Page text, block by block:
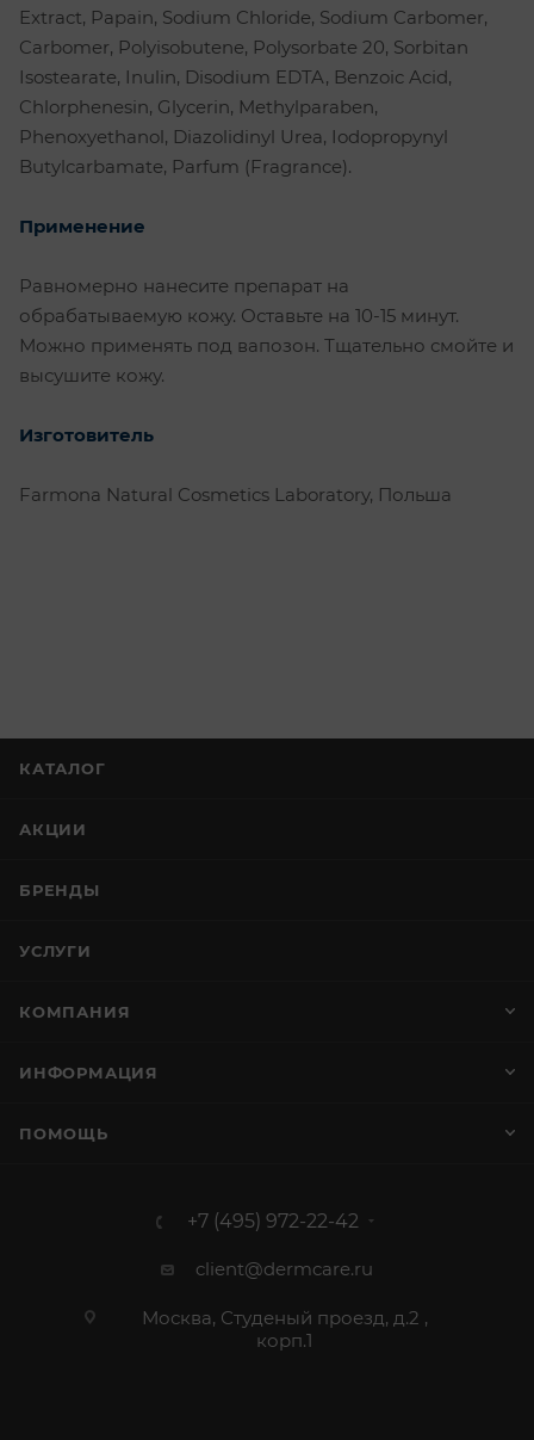
Extract, Papain, Sodium Chloride, Sodium Carbomer,
Carbomer, Polyisobutene, Polysorbate 20, Sorbitan
Isostearate, Inulin, Disodium EDTA, Benzoic Acid,
Chlorphenesin, Glycerin, Methylparaben,
Phenoxyethanol, Diazolidinyl Urea, Iodopropynyl
Butylcarbamate, Parfum (Fragrance).
Применение
Равномерно нанесите препарат на
обрабатываемую кожу. Оставьте на 10-15 минут.
Можно применять под вапозон. Тщательно смойте и
высушите кожу.
Изготовитель
Farmona Natural Cosmetics Laboratory, Польша
КАТАЛОГ
АКЦИИ
БРЕНДЫ
УСЛУГИ
КОМПАНИЯ
ИНФОРМАЦИЯ
ПОМОЩЬ
+7 (495) 972-22-42
client@dermcare.ru
Москва, Студеный проезд, д.2 ,
корп.1